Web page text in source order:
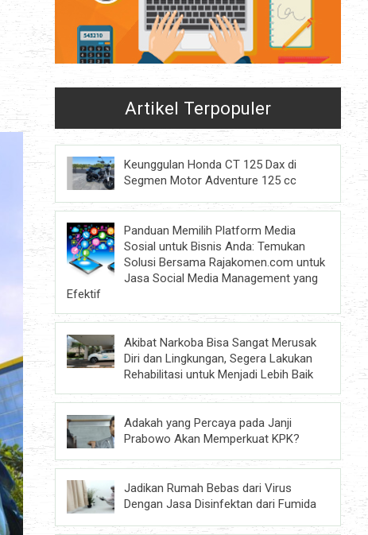
Artikel Terpopuler
Keunggulan Honda CT 125 Dax di
Segmen Motor Adventure 125 cc
Panduan Memilih Platform Media
Sosial untuk Bisnis Anda: Temukan
Solusi Bersama Rajakomen.com untuk
Jasa Social Media Management yang
Efektif
Akibat Narkoba Bisa Sangat Merusak
Diri dan Lingkungan, Segera Lakukan
Rehabilitasi untuk Menjadi Lebih Baik
Adakah yang Percaya pada Janji
Prabowo Akan Memperkuat KPK?
Jadikan Rumah Bebas dari Virus
Dengan Jasa Disinfektan dari Fumida